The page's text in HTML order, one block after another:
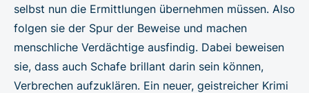
selbst nun die Ermittlungen übernehmen müssen. Also
folgen sie der Spur der Beweise und machen
menschliche Verdächtige ausfindig. Dabei beweisen
sie, dass auch Schafe brillant darin sein können,
Verbrechen aufzuklären. Ein neuer, geistreicher Krimi